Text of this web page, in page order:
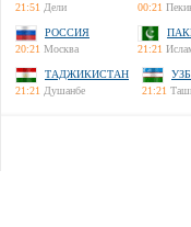
21:51 Дели
00:21
РОССИЯ
20:21 Москва
21:21
ТАДЖИКИСТАН
21:21 Душанбе
21:21